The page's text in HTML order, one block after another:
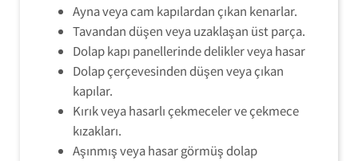
Ayna veya cam kapılardan çıkan kenarlar.
Tavandan düşen veya uzaklaşan üst parça.
Dolap kapı panellerinde delikler veya hasar
Dolap çerçevesinden düşen veya çıkan
kapılar.
Kırık veya hasarlı çekmeceler ve çekmece
kızakları.
Aşınmış veya hasar görmüş dolap